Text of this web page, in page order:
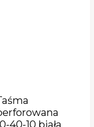
40-10 biała